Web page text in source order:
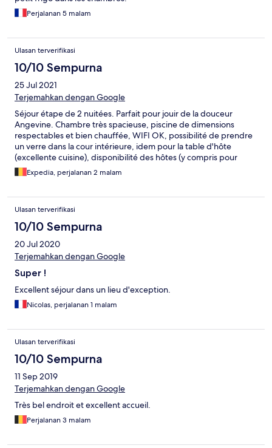
Perjalanan 5 malam
Ulasan terverifikasi
10/10 Sempurna
25 Jul 2021
Terjemahkan dengan Google
Séjour étape de 2 nuitées. Parfait pour jouir de la douceur
Angevine. Chambre très spacieuse, piscine de dimensions
respectables et bien chauffée, WIFI OK, possibilité de prendre
un verre dans la cour intérieure, idem pour la table d'hôte
(excellente cuisine), disponibilité des hôtes (y compris pour
garer ma remorque à planeur dans la cour)..
Expedia, perjalanan 2 malam
Ulasan terverifikasi
10/10 Sempurna
20 Jul 2020
Terjemahkan dengan Google
Super !
Excellent séjour dans un lieu d'exception.
Nicolas, perjalanan 1 malam
Ulasan terverifikasi
10/10 Sempurna
11 Sep 2019
Terjemahkan dengan Google
Très bel endroit et excellent accueil.
Perjalanan 3 malam